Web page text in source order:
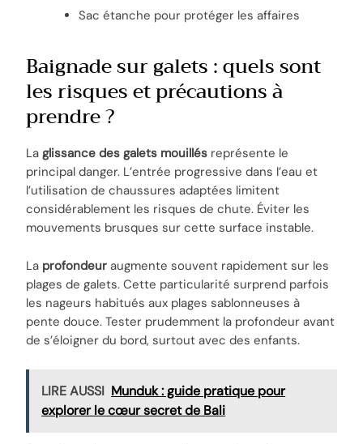
Sac étanche pour protéger les affaires
Baignade sur galets : quels sont
les risques et précautions à
prendre ?
Laglissance des galets mouillés représente le
principal danger. L’entrée progressive dans l’eau et
l’utilisation de chaussures adaptées limitent
considérablement les risques de chute. Éviter les
mouvements brusques sur cette surface instable.
La profondeur augmente souvent rapidement sur les
plages de galets. Cette particularité surprend parfois
les nageurs habitués aux plages sablonneuses à
pente douce. Tester prudemment la profondeur avant
de s’éloigner du bord, surtout avec des enfants.
LIRE AUSSI Munduk : guide pratique pour
explorer le cœur secret de Bali